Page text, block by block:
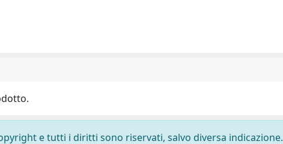
e tutti i diritti sono riservati, salvo diversa indicazione.